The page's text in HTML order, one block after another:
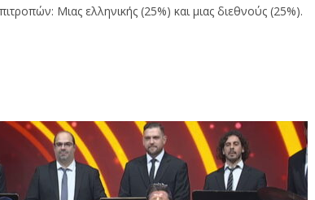
Μιας ελληνικής (25%) και μιας διεθνούς (25%).